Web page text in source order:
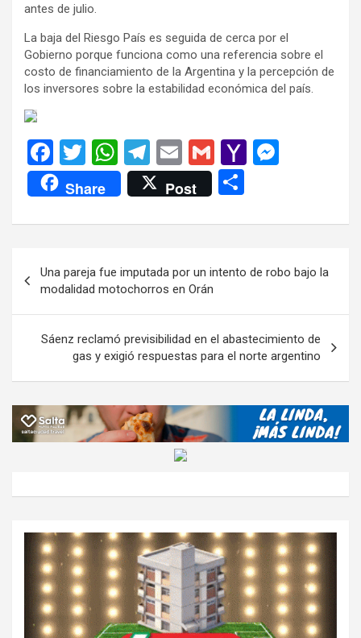
antes de julio.
La baja del Riesgo País es seguida de cerca por el
Gobierno porque funciona como una referencia sobre el
costo de financiamiento de la Argentina y la percepción de
los inversores sobre la estabilidad económica del país.
F
a
ce
b
o
k
T
wi
tt
er
W
h
at
s
p
p
T
el
e
gr
m
E
m
ail
G
m
ail
Y
o
M
ail
n
er
Share Post
m
p
ar
tir
de
entradas
Una pareja fue imputada por un intento de robo bajo la
modalidad motochorros en Orán
Sáenz reclamó previsibilidad en el abastecimiento de
gas y exigió respuestas para el norte argentino